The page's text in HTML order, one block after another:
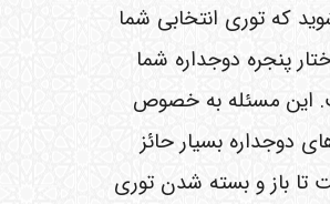
که توری انتخابی شما
پنجره دوجداره شما
این مسئله به خصوص
دوجداره بسیار حائز
باز و بسته شدن توری